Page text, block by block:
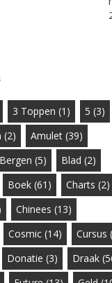
3 Toppen (1) 5 (3)
(2) Amulet (39)
Bergen (5) Blad (2)
Boek (61) Charts (2)
Chinees (13)
Cosmic (14) Cursus
Donatie (3) Draak